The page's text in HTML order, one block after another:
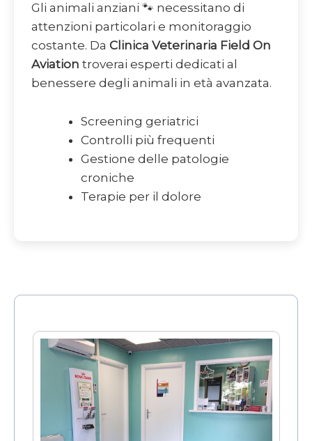
Gli animali anziani 🐾 necessitano di
attenzioni particolari e monitoraggio
costante. Da Clinica Veterinaria Field On
Aviation troverai esperti dedicati al
benessere degli animali in età avanzata.
Screening geriatrici
Controlli più frequenti
Gestione delle patologie
croniche
Terapie per il dolore